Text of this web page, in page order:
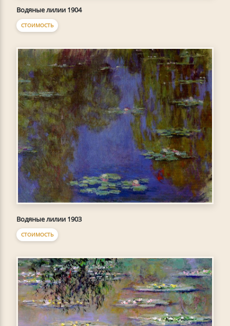
Водяные лилии 1904
СТОИМОСТЬ
Водяные лилии 1903
СТОИМОСТЬ